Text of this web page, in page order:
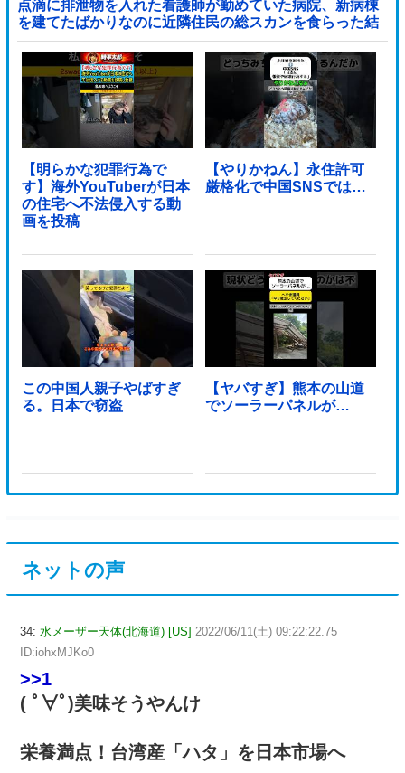
点滴に排泄物を入れた看護師が勤めていた病院、新病棟
を建てたばかりなのに近隣住民の総スカンを食らった結
果……他
【明らかな犯罪行為で
す】海外YouTuberが日本
の住宅へ不法侵入する動
画を投稿
【やりかねん】永住許可
厳格化で中国SNSでは…
この中国人親子やばすぎ
る。日本で窃盗
【ヤバすぎ】熊本の山道
でソーラーパネルが…
ネットの声
34: 水メーザー天体(北海道) [US] 2022/06/11(土) 09:22:22.75
ID:iohxMJKo0
>>1
( ﾟ∀ﾟ)美味そうやんけ
栄養満点！台湾産「ハタ」を日本市場へ